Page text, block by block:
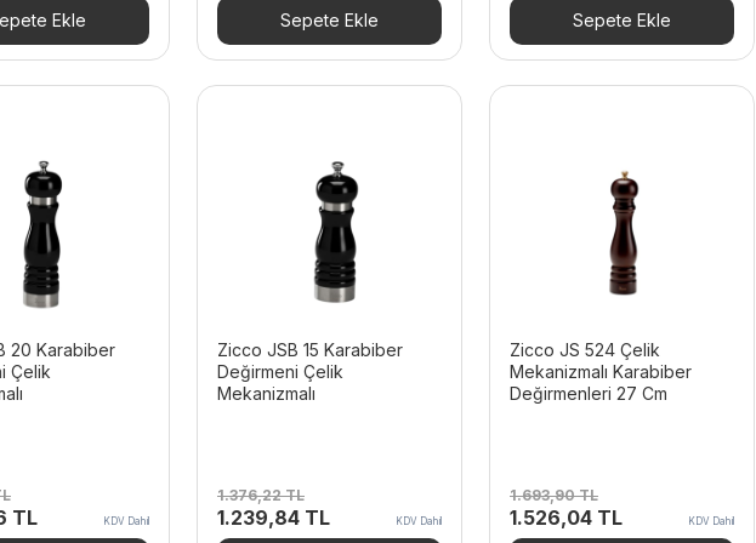
fiyat:
894,24 TL.
Ekle
739,66 TL.fiyat:
666,36 TL.
Sepete Ekle
1.916,88 TL.fiyat:
1.726,92 TL.
Sepete Ekle
20 Karabiber
Çelik
TLŞu
KDV Dahil
Zicco JSB 15 Karabiber
Değirmeni Çelik
Mekanizmalı
1.376,22TL
Orijinal
1.239,84 TLŞu
KDV Dahil
Zicco JS 524 Çelik
Mekanizmalı Karabiber
Değirmenleri 27 Cm
1.693,90TL
Orijinal
1.526,04 TLŞu
KDV Dahil